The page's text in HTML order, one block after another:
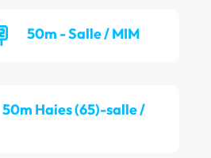
50m - Salle / MIM
50m Haies (65)-salle /